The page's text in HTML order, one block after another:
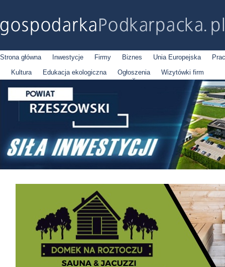
Strona główna Inwestycje Firmy Biznes Unia Europejska
Kultura
Edukacja ekologiczna Ogłoszenia Wizytówki firm